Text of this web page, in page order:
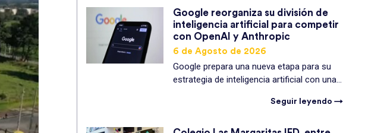
Google reorganiza su división de
inteligencia artificial para competir
con OpenAI y Anthropic
6 de Agosto de 2026
Google prepara una nueva etapa para su
estrategia de inteligencia artificial con una...
Seguir leyendo →